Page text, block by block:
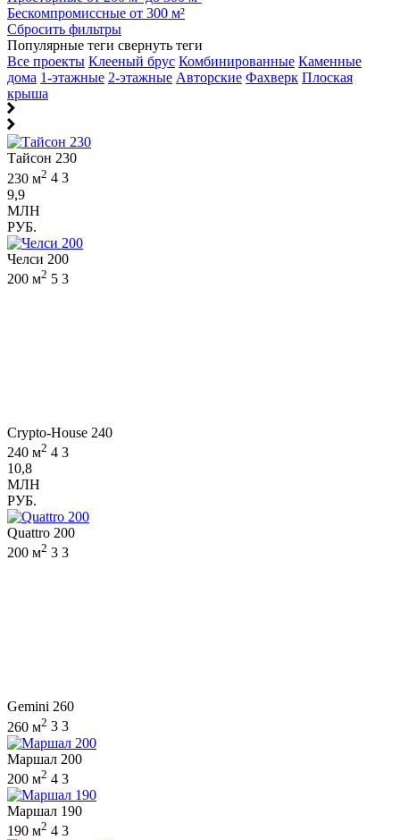
Бескомпромиссные от 300 м²
Сбросить фильтры
Популярные теги свернуть теги
Все проекты Клееный брус Комбинированные Каменные
дома 1-этажные 2-этажные Авторские Фахверк Плоская
крыша
Тайсон 230
230 м2 4 3
9,9
МЛН
РУБ.
Челси 200
200 м2 5 3
Crypto-House 240
240 м2 4 3
10,8
МЛН
РУБ.
Quattro 200
200 м2 3 3
Gemini 260
260 м2 3 3
Маршал 200
200 м2 4 3
Маршал 190
190 м2 4 3